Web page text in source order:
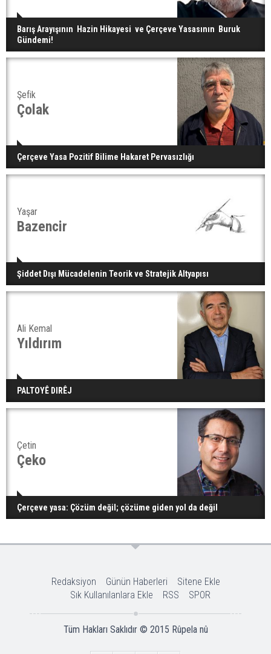
Barış Arayışının Hazin Hikayesi ve Çerçeve Yasasının Buruk
Gündemi!
Şefik
Çolak
Çerçeve Yasa Pozitif Bilime Hakaret Pervasızlığı
Yaşar
Bazencir
Şiddet Dışı Mücadelenin Teorik ve Stratejik Altyapısı
Ali Kemal
Yıldırım
PALTOYÊ DIRÊJ
Çetin
Çeko
Çerçeve yasa: Çözüm değil; çözüme giden yol da değil
Redaksiyon Günün Haberleri
Sitene Ekle
Sık Kullanılanlara Ekle
RSS SPOR
Tüm Hakları Saklıdır © 2015 Rûpela nû